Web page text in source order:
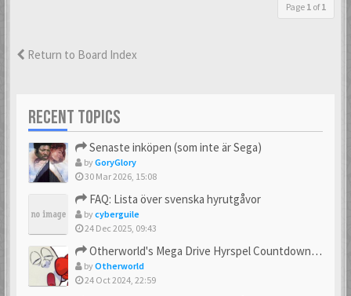
Page 1 of1
Return to Board Index
RECENT TOPICS
Senaste inköpen (som inte är Sega)
byGoryGlory
30 Mar 2026, 15:08
FAQ: Lista över svenska hyrutgåvor
bycyberguile
24 Dec 2025, 09:43
Otherworld's Mega Drive Hyrspel Countdown Tråd!
byOtherworld
24 Oct 2024, 22:59